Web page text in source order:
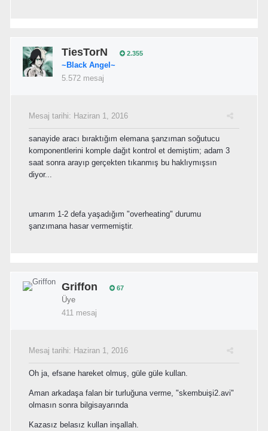
TiesTorN 2.355
~Black Angel~
5.572 mesaj
Mesaj tarihi: Haziran 1, 2016
sanayide aracı bıraktığım elemana şanzıman soğutucu
komponentlerini komple dağıt kontrol et demiştim; adam 3
saat sonra arayıp gerçekten tıkanmış bu haklıymışsın
diyor...
umarım 1-2 defa yaşadığım "overheating" durumu
şanzımana hasar vermemiştir.
Griffon 67
Üye
411 mesaj
Mesaj tarihi: Haziran 1, 2016
Oh ja, efsane hareket olmuş, güle güle kullan.
Aman arkadaşa falan bir turluğuna verme, "skembuişi2.avi"
olmasın sonra bilgisayarında
Kazasız belasız kullan inşallah.